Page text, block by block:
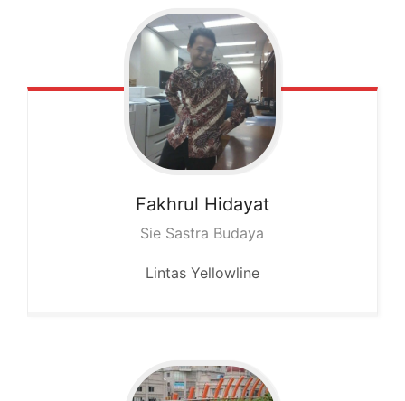
Fakhrul Hidayat
Sie Sastra Budaya
Lintas Yellowline